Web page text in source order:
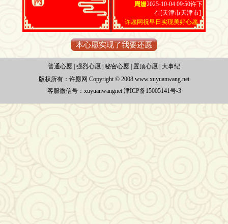
周姗2025-10-04 09:50许下
在[天津市天津市]
许愿网祝早日实现美好心愿
本心愿实现了我要还愿
普通心愿 强烈心愿 秘密心愿 置顶心愿
大事纪
版权所有： 许愿网 Copyright © 2008 www.xuyuanwang.net
客服微信号：xuyuanwangnet 津ICP备15005141号-3